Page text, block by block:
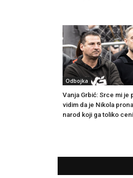
Odbojka
Vanja Grbić: Srce mi je
vidim da je Nikola
narod koji ga toliko ceni